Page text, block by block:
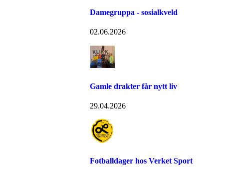
Damegruppa - sosialkveld
02.06.2026
Gamle drakter får nytt liv
29.04.2026
Fotballdager hos Verket Sport